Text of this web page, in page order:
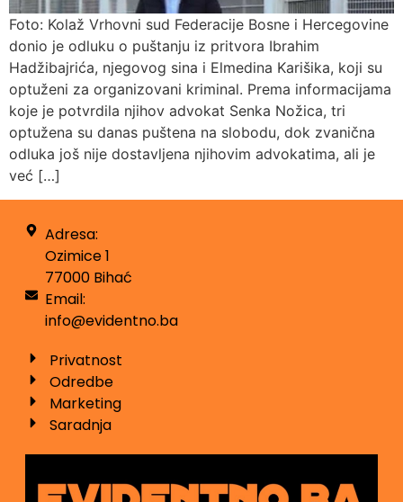
Foto: Kolaž Vrhovni sud Federacije Bosne i Hercegovine
donio je odluku o puštanju iz pritvora Ibrahim
Hadžibajrića, njegovog sina i Elmedina Karišika, koji su
optuženi za organizovani kriminal. Prema informacijama
koje je potvrdila njihov advokat Senka Nožica, tri
optužena su danas puštena na slobodu, dok zvanična
odluka još nije dostavljena njihovim advokatima, ali je
već […]
Adresa:
Ozimice 1
77000 Bihać
Email:
info@evidentno.ba
Privatnost
Odredbe
Marketing
Saradnja